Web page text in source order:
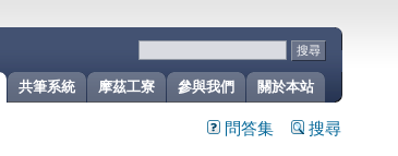
關於本站
參與我們
摩茲工寮
共筆系統
問答集 搜尋